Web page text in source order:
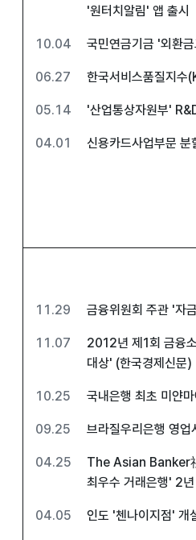
'원터치알림' 앱 출시
10.04 국민연금기금 '외환
06.27 한국서비스품질지수
05.14 '산업통상자원부'
04.01 신용카드사업부문 분
11.29 금융위원회 주관 '자
11.07
2012년 제1회 금융
대상' (한국경제신문)
10.25 국내은행 최초 미얀
09.25 브라질우리은행 영업
04.25
The Asian Banker
최우수 거래은행' 2
04.05 인도 '첸나이지점' 개